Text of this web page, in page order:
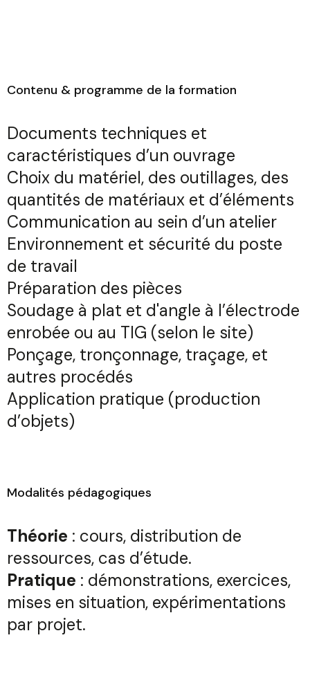
Contenu & programme de la formation
Documents techniques et
caractéristiques d’un ouvrage
Choix du matériel, des outillages, des
quantités de matériaux et d’éléments
Communication au sein d’un atelier
Environnement et sécurité du poste
de travail
Préparation des pièces
Soudage à plat et d'angle à l’électrode
enrobée ou au TIG (selon le site)
Ponçage, tronçonnage, traçage, et
autres procédés
Application pratique (production
d’objets)
Modalités pédagogiques
Théorie : cours, distribution de
ressources, cas d’étude.
Pratique : démonstrations, exercices,
mises en situation, expérimentations
par projet.